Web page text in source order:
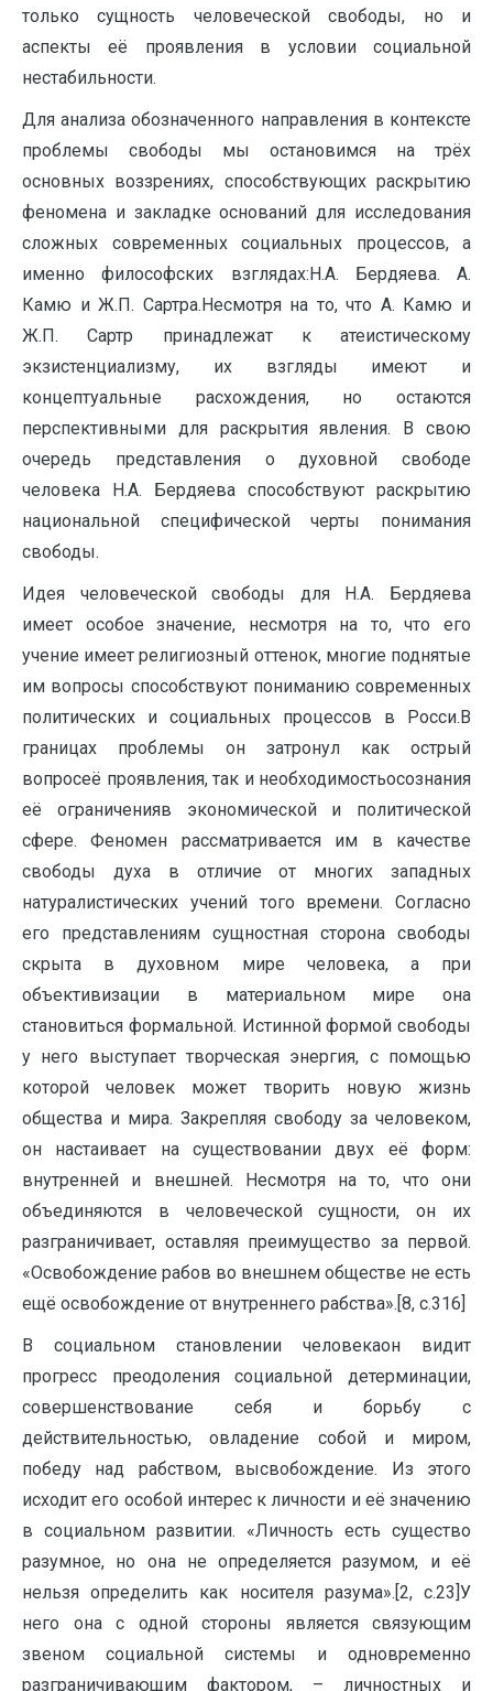
только сущность человеческой свободы, но и
аспекты её проявления в условии социальной
нестабильности.
Для анализа обозначенного направления в контексте
проблемы свободы мы остановимся на трёх
основных воззрениях, способствующих раскрытию
феномена и закладке оснований для исследования
сложных современных социальных процессов, а
именно философских взглядах:Н.А. Бердяева. А.
Камю и Ж.П. Сартра.Несмотря на то, что А. Камю и
Ж.П. Сартр принадлежат к атеистическому
экзистенциализму, их взгляды имеют и
концептуальные расхождения, но остаются
перспективными для раскрытия явления. В свою
очередь представления о духовной свободе
человека Н.А. Бердяева способствуют раскрытию
национальной специфической черты понимания
свободы.
Идея человеческой свободы для Н.А. Бердяева
имеет особое значение, несмотря на то, что его
учение имеет религиозный оттенок, многие поднятые
им вопросы способствуют пониманию современных
политических и социальных процессов в Росси.В
границах проблемы он затронул как острый
вопросеё проявления, так и необходимостьосознания
её ограниченияв экономической и политической
сфере. Феномен рассматривается им в качестве
свободы духа в отличие от многих западных
натуралистических учений того времени. Согласно
его представлениям сущностная сторона свободы
скрыта в духовном мире человека, а при
объективизации в материальном мире она
становиться формальной. Истинной формой свободы
у него выступает творческая энергия, с помощью
которой человек может творить новую жизнь
общества и мира. Закрепляя свободу за человеком,
он настаивает на существовании двух её форм:
внутренней и внешней. Несмотря на то, что они
объединяются в человеческой сущности, он их
разграничивает, оставляя преимущество за первой.
«Освобождение рабов во внешнем обществе не есть
ещё освобождение от внутреннего рабства».[8, с.316]
В социальном становлении человекаон видит
прогресс преодоления социальной детерминации,
совершенствование себя и борьбу с
действительностью, овладение собой и миром,
победу над рабством, высвобождение. Из этого
исходит его особой интерес к личности и её значению
в социальном развитии. «Личность есть существо
разумное, но она не определяется разумом, и её
нельзя определить как носителя разума».[2, с.23]У
него она с одной стороны является связующим
звеном социальной системы и одновременно
разграничивающим фактором, – личностных и